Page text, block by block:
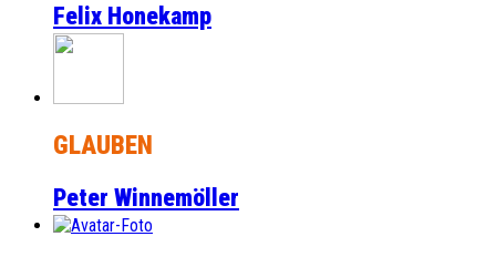
Felix Honekamp
GLAUBEN
Peter Winnemöller